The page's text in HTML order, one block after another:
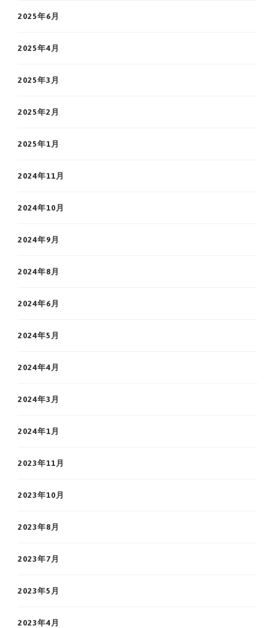
2025年6月
2025年4月
2025年3月
2025年2月
2025年1月
2024年11月
2024年10月
2024年9月
2024年8月
2024年6月
2024年5月
2024年4月
2024年3月
2024年1月
2023年11月
2023年10月
2023年8月
2023年7月
2023年5月
2023年4月